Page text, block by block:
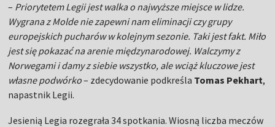
– Priorytetem Legii jest walka o najwyższe miejsce w lidze.
Wygrana z Molde nie zapewni nam eliminacji czy grupy
europejskich pucharów w kolejnym sezonie. Taki jest fakt. Miło
jest się pokazać na arenie międzynarodowej. Walczymy z
Norwegami i damy z siebie wszystko, ale wciąż kluczowe jest
własne podwórko– zdecydowanie podkreśla Tomas Pekhart,
napastnik Legii.
Jesienią Legia rozegrała 34 spotkania. Wiosną liczba meczów